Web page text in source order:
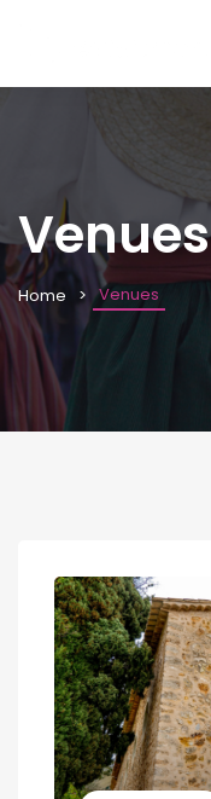
Venues
Home Venues